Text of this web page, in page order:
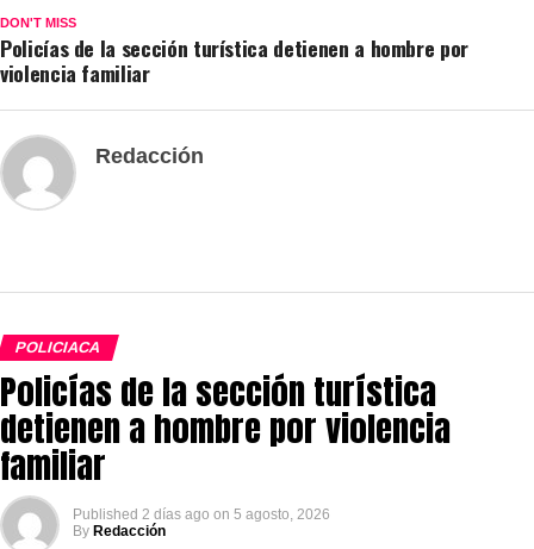
DON'T MISS
Policías de la sección turística detienen a hombre por
violencia familiar
Redacción
POLICIACA
Policías de la sección turística
detienen a hombre por violencia
familiar
Published 2 días ago on 5 agosto, 2026
By Redacción